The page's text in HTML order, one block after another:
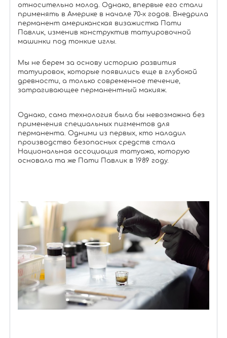
относительно молод. Однако, впервые его стали
применять в Америке в начале 70-х годов. Внедрила
перманент американская визажистка Пати
Павлик, изменив конструктив татуировочной
машинки под тонкие иглы.
Мы не берем за основу историю развития
татуировок, которые появились еще в глубокой
древности, а только современное течение,
затрагивающее перманентный макияж.
Однако, сама технология была бы невозможна без
применения специальных пигментов для
перманента. Одними из первых, кто наладил
производство безопасных средств стала
Национальная ассоциация татуажа, которую
основала та же Пати Павлик в 1989 году.